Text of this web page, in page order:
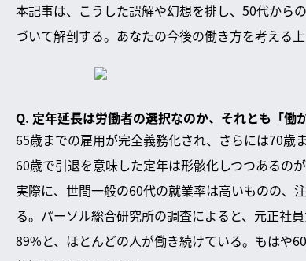
本記事は、こうした誤解や幻想を排し、50代から
づいて解剖する。あなたの今後の働き方を考える
Q. 定年延長は労働者の選択なのか、それとも「働
65歳までの雇用が完全義務化され、さらには70歳
60歳で引退を意味した定年は形骸化しつつあるのが
実際に、世間一般の60代の就業率は高いものの、
る。パーソル総合研究所の調査によると、元正社
89%と、ほとんどの人が働き続けている。もはや